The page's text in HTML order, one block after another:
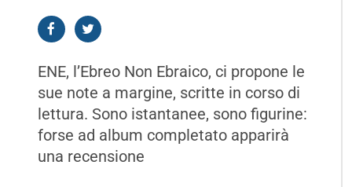
ENE, l’Ebreo Non Ebraico, ci propone le
sue note a margine, scritte in corso di
lettura. Sono istantanee, sono figurine:
forse ad album completato apparirà
una recensione